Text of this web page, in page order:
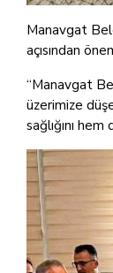
Manavgat
açısından
“Manavgat
üzerimize
sağlığını